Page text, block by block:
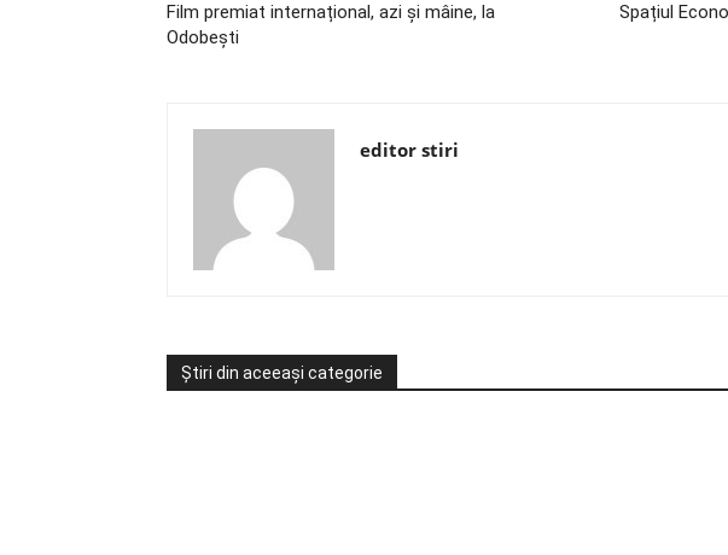
Film premiat internațional, azi și mâine, la
Odobești
Spațiul
editor stiri
Știri din aceeași categorie